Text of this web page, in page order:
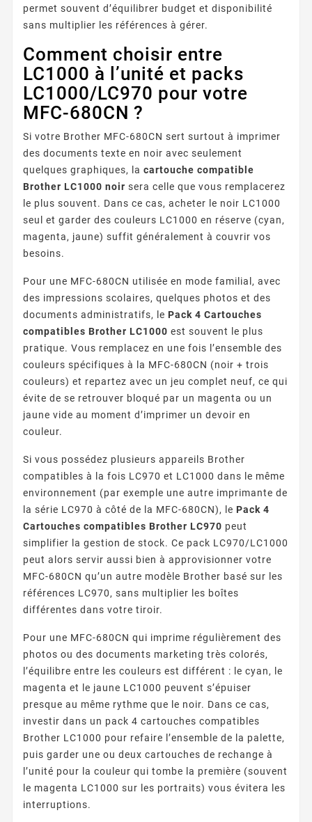
permet souvent d’équilibrer budget et disponibilité
sans multiplier les références à gérer.
Comment choisir entre
LC1000 à l’unité et packs
LC1000/LC970 pour votre
MFC-680CN ?
Si votre Brother MFC-680CN sert surtout à imprimer
des documents texte en noir avec seulement
quelques graphiques, la cartouche compatible
Brother LC1000 noir sera celle que vous remplacerez
le plus souvent. Dans ce cas, acheter le noir LC1000
seul et garder des couleurs LC1000 en réserve (cyan,
magenta, jaune) suffit généralement à couvrir vos
besoins.
Pour une MFC-680CN utilisée en mode familial, avec
des impressions scolaires, quelques photos et des
documents administratifs, le Pack 4 Cartouches
compatibles Brother LC1000 est souvent le plus
pratique. Vous remplacez en une fois l’ensemble des
couleurs spécifiques à la MFC-680CN (noir + trois
couleurs) et repartez avec un jeu complet neuf, ce qui
évite de se retrouver bloqué par un magenta ou un
jaune vide au moment d’imprimer un devoir en
couleur.
Si vous possédez plusieurs appareils Brother
compatibles à la fois LC970 et LC1000 dans le même
environnement (par exemple une autre imprimante de
la série LC970 à côté de la MFC-680CN), le Pack 4
Cartouches compatibles Brother LC970 peut
simplifier la gestion de stock. Ce pack LC970/LC1000
peut alors servir aussi bien à approvisionner votre
MFC-680CN qu’un autre modèle Brother basé sur les
références LC970, sans multiplier les boîtes
différentes dans votre tiroir.
Pour une MFC-680CN qui imprime régulièrement des
photos ou des documents marketing très colorés,
l’équilibre entre les couleurs est différent : le cyan, le
magenta et le jaune LC1000 peuvent s’épuiser
presque au même rythme que le noir. Dans ce cas,
investir dans un pack 4 cartouches compatibles
Brother LC1000 pour refaire l’ensemble de la palette,
puis garder une ou deux cartouches de rechange à
l’unité pour la couleur qui tombe la première (souvent
le magenta LC1000 sur les portraits) vous évitera les
interruptions.